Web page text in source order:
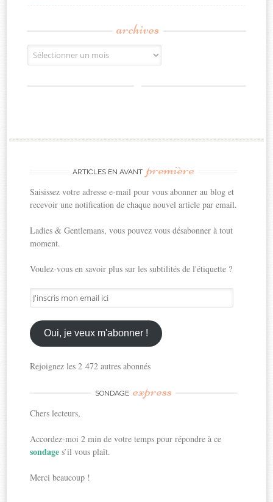
archives
Archives
ARTICLES EN AVANT première
Saisissez votre adresse e-mail pour vous abonner au blog et
recevoir une notification de chaque nouvel article par email.
Ladies & Gentlemans, vous pouvez vous désabonner à tout
moment.
Voulez-vous en savoir plus sur les subtilités de l'étiquette ?
J'inscris
mon
email
ici
Oui, je veux m'abonner !
Rejoignez les 2 472 autres abonnés
SONDAGE express
Chers lecteurs,
Accordez-moi 2 min de votre temps pour répondre à ce
sondages’il vous plaît.
Merci beaucoup !